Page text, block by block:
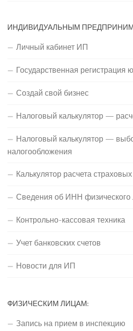
ИНДИВИДУАЛЬНЫМ
Личный кабинет ИП
Государственная регистрация
Создай свой бизнес
Налоговый калькулятор —
Налоговый калькулятор —
налогообложения
Калькулятор расчета
Сведения об ИНН физического
Контрольно-кассовая техника
Учет банковских счетов
Новости для ИП
ФИЗИЧЕСКИМ ЛИЦАМ:
Запись на прием в инспекцию